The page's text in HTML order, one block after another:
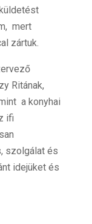
mert
zártuk.
Ritának,
a konyhai
ifi
szolgálat és
idejüket és